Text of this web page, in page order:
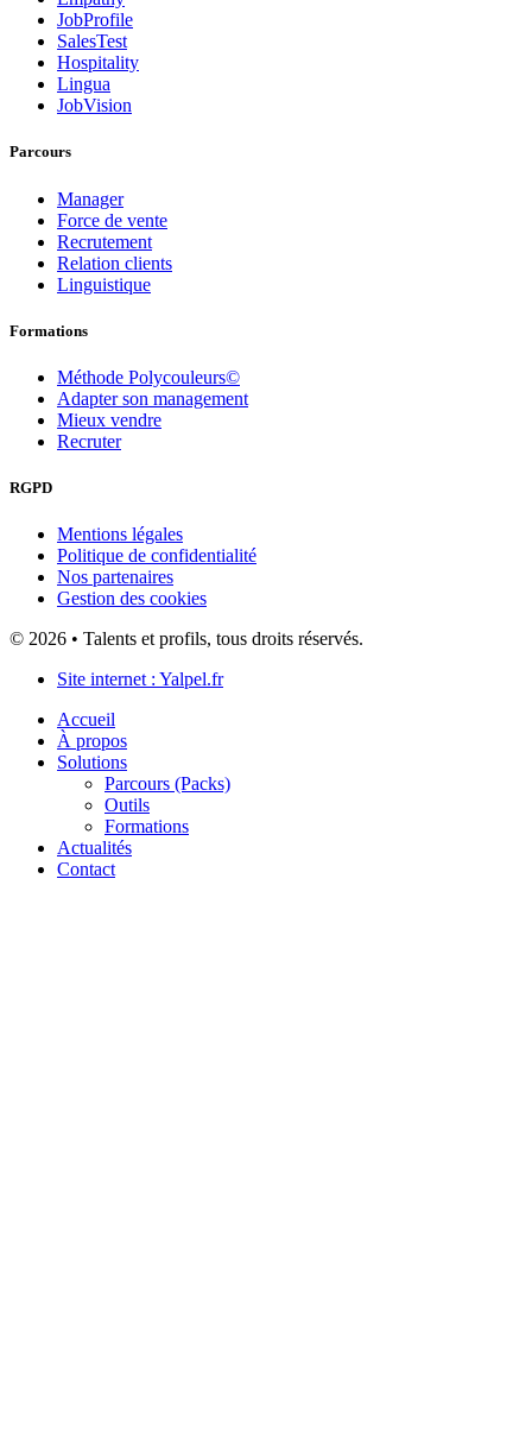
JobProfile
SalesTest
Hospitality
Lingua
JobVision
Parcours
Manager
Force de vente
Recrutement
Relation clients
Linguistique
Formations
Méthode Polycouleurs©
Adapter son management
Mieux vendre
Recruter
RGPD
Mentions légales
Politique de confidentialité
Nos partenaires
Gestion des cookies
© 2026 • Talents et profils, tous droits réservés.
Site internet : Yalpel.fr
Accueil
À propos
Solutions
Parcours (Packs)
Outils
Formations
Actualités
Contact